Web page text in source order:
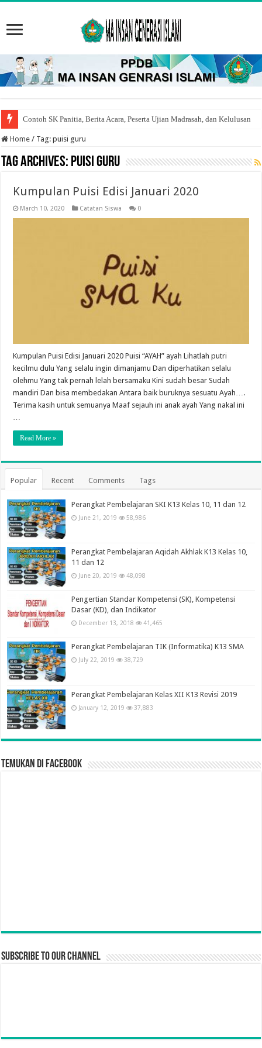
Contoh SK Panitia, Berita Acara, Peserta Ujian Madrasah, dan Kelulusan
Home / Tag:puisi guru
Tag Archives: puisi guru
Kumpulan Puisi Edisi Januari 2020
March 10, 2020 Catatan Siswa 0
Kumpulan Puisi Edisi Januari 2020 Puisi “AYAH” ayah Lihatlah putri
kecilmu dulu Yang selalu ingin dimanjamu Dan diperhatikan selalu
olehmu Yang tak pernah lelah bersamaku Kini sudah besar Sudah
mandiri Dan bisa membedakan Antara baik buruknya sesuatu Ayah….
Terima kasih untuk semuanya Maaf sejauh ini anak ayah Yang nakal ini
Read More »
Popular Recent Comments Tags
Perangkat Pembelajaran SKI K13 Kelas 10, 11 dan 12
June 21, 2019 58,986
Perangkat Pembelajaran Aqidah Akhlak K13 Kelas 10,
11 dan 12
June 20, 2019 48,098
Pengertian Standar Kompetensi (SK), Kompetensi
Dasar (KD), dan Indikator
December 13, 2018 41,465
Perangkat Pembelajaran TIK (Informatika) K13 SMA
July 22, 2019 38,729
Perangkat Pembelajaran Kelas XII K13 Revisi 2019
January 12, 2019 37,883
Temukan di Facebook
Subscribe to our Channel